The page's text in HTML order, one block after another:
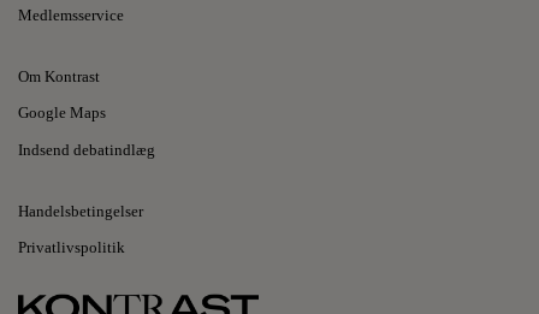
Medlemsservice
Om Kontrast
Google Maps
Indsend debatindlæg
Handelsbetingelser
Privatlivspolitik